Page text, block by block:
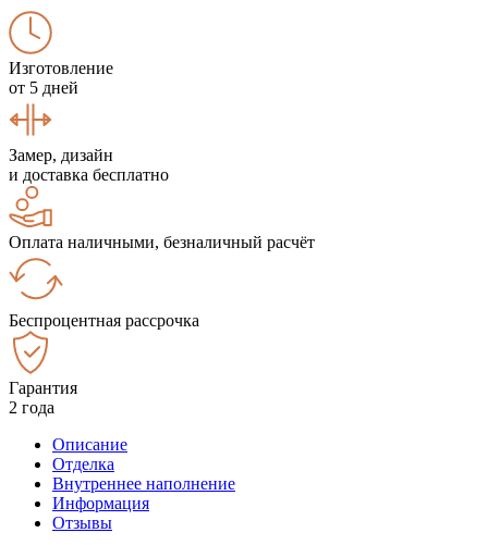
Изготовление
от 5 дней
Замер, дизайн
и доставка бесплатно
Оплата наличными, безналичный расчёт
Беспроцентная рассрочка
Гарантия
2 года
Описание
Отделка
Внутреннее наполнение
Информация
Отзывы